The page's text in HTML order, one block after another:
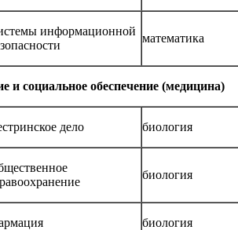
информационной
математика
и социальное обеспечение (медицина)
дело биология
биология
биология